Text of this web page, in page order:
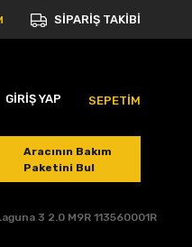
SİPARİŞ TAKİBİ
GİRİŞ YAP SEPETİM
Aracının Bakım
Paketini Bul
3 2.0 M9R 113560001R